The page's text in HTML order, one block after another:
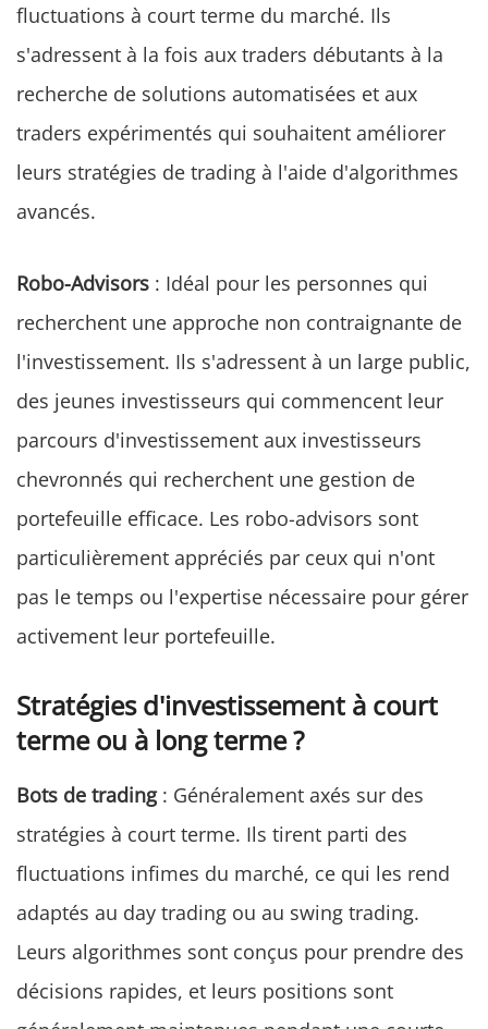
fluctuations à court terme du marché. Ils
s'adressent à la fois aux traders débutants à la
recherche de solutions automatisées et aux
traders expérimentés qui souhaitent améliorer
leurs stratégies de trading à l'aide d'algorithmes
avancés.
Robo-Advisors : Idéal pour les personnes qui
recherchent une approche non contraignante de
l'investissement. Ils s'adressent à un large public,
des jeunes investisseurs qui commencent leur
parcours d'investissement aux investisseurs
chevronnés qui recherchent une gestion de
portefeuille efficace. Les robo-advisors sont
particulièrement appréciés par ceux qui n'ont
pas le temps ou l'expertise nécessaire pour gérer
activement leur portefeuille.
Stratégies d'investissement à court
terme ou à long terme ?
Bots de trading: Généralement axés sur des
stratégies à court terme. Ils tirent parti des
fluctuations infimes du marché, ce qui les rend
adaptés au day trading ou au swing trading.
Leurs algorithmes sont conçus pour prendre des
décisions rapides, et leurs positions sont